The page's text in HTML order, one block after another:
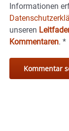
Informationen
unseren
Kommentaren. *